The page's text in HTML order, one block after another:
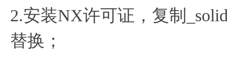
2.安装NX许可证，复制
替换；